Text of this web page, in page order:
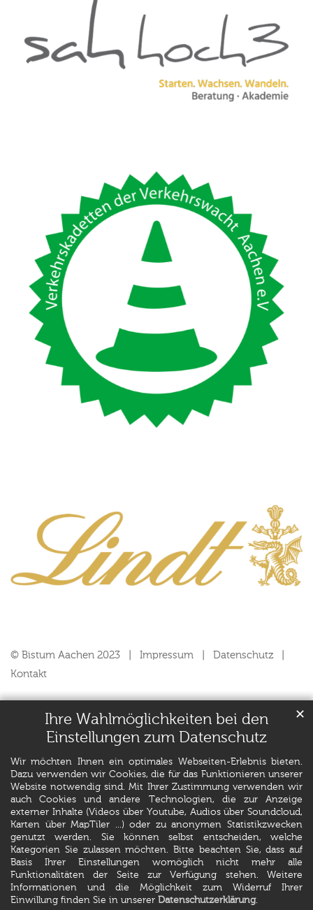
Ihre Wahlmöglichkeiten bei den
Einstellungen zum Datenschutz
Wir möchten Ihnen ein optimales Webseiten-Erlebnis bieten.
Dazu verwenden wir Cookies, die für das Funktionieren unserer
Website notwendig sind. Mit Ihrer Zustimmung verwenden wir
auch Cookies und andere Technologien, die zur Anzeige
externer Inhalte (Videos über Youtube, Audios über Soundcloud,
Karten über MapTiler ...) oder zu anonymen Statistikzwecken
genutzt werden. Sie können selbst entscheiden, welche
Kategorien Sie zulassen möchten. Bitte beachten Sie, dass auf
Basis Ihrer Einstellungen womöglich nicht mehr alle
Funktionalitäten der Seite zur Verfügung stehen. Weitere
Informationen und die Möglichkeit zum Widerruf Ihrer
Einwillung finden Sie in unserer Datenschutzerklärung.
✕
© Bistum Aachen 2023 Impressum
Datenschutz
Kontakt